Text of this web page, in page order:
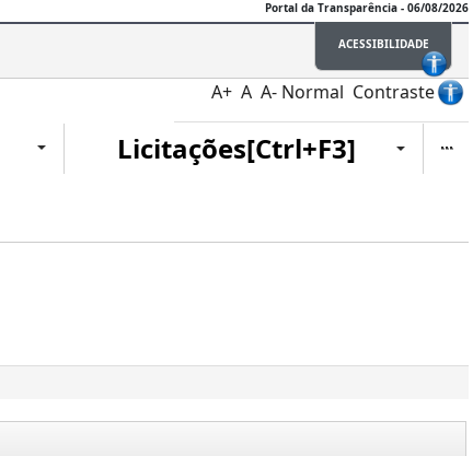
Portal da Transparência - 06/08/2026
ACESSIBILIDADE
A+ A A- Normal Contraste
Licitações[Ctrl+F3]